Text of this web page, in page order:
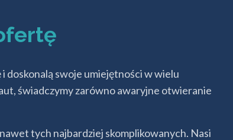
doskonalą swoje umiejętności w wielu
świadczymy zarówno awaryjne otwieranie
tych najbardziej skomplikowanych. Nasi